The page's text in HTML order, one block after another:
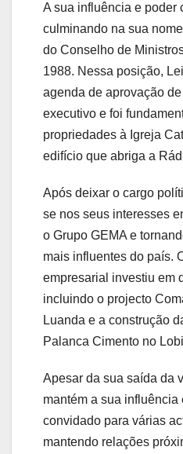
A sua influência e poder
culminando na sua
do Conselho de
1988. Nessa posição,
agenda de aprovação
executivo e foi
propriedades à Igreja
edifício que abriga a
Após deixar o cargo
se nos seus interesses
o Grupo GEMA e
mais influentes do país.
empresarial investiu em
incluindo o projecto
Luanda e a construção
Palanca Cimento no
Apesar da sua saída da
mantém a sua influência
convidado para várias
mantendo relações